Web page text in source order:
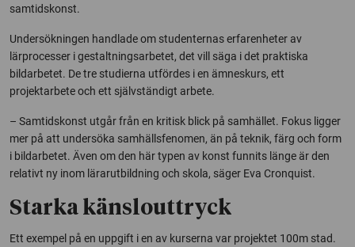
samtidskonst.
Undersökningen handlade om studenternas erfarenheter av
lärprocesser i gestaltningsarbetet, det vill säga i det praktiska
bildarbetet. De tre studierna utfördes i en ämneskurs, ett
projektarbete och ett självständigt arbete.
– Samtidskonst utgår från en kritisk blick på samhället. Fokus ligger
mer på att undersöka samhällsfenomen, än på teknik, färg och form
i bildarbetet. Även om den här typen av konst funnits länge är den
relativt ny inom lärarutbildning och skola, säger Eva Cronquist.
Starka känslouttryck
Ett exempel på en uppgift i en av kurserna var projektet 100m stad.